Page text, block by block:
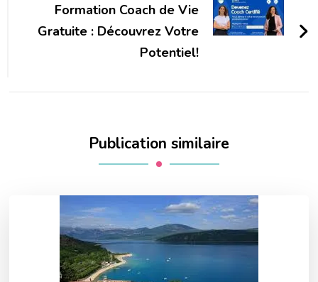
Formation Coach de Vie
Gratuite : Découvrez Votre
Potentiel!
Publication similaire